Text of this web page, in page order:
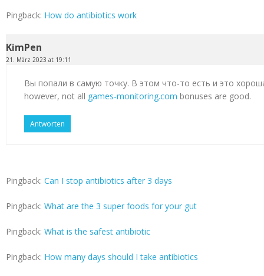
Pingback: How do antibiotics work
KimPen
21. März 2023 at 19:11
Вы попали в самую точку. В этом что-то есть и это
however, not all games-monitoring.com bonuses are good.
Antworten
Pingback: Can I stop antibiotics after 3 days
Pingback: What are the 3 super foods for your gut
Pingback: What is the safest antibiotic
Pingback: How many days should I take antibiotics